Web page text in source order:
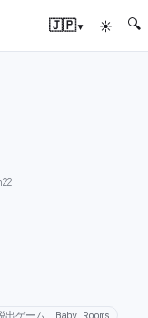
🇯🇵▾ ☀ 🔍